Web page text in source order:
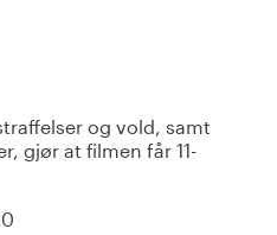
og vold, samt
gjør at filmen får 11-